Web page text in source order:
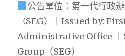
公告單位：第一代行政
（SEG）｜Issued by:
Administrative Office ｜
Group（SEG）